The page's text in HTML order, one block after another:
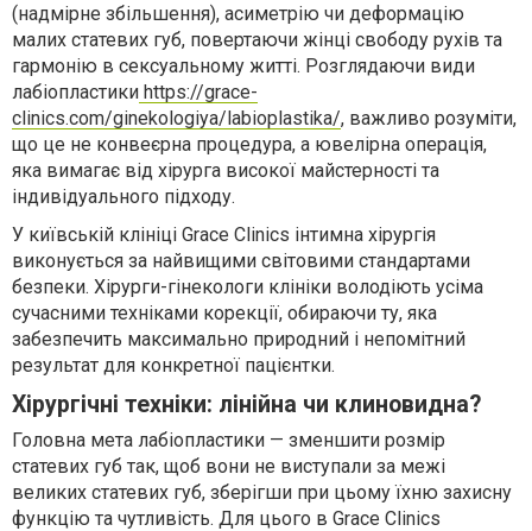
(надмірне збільшення), асиметрію чи деформацію
малих статевих губ, повертаючи жінці свободу рухів та
гармонію в сексуальному житті. Розглядаючи види
лабіопластики https://grace-
clinics.com/ginekologiya/labioplastika/, важливо розуміти,
що це не конвеєрна процедура, а ювелірна операція,
яка вимагає від хірурга високої майстерності та
індивідуального підходу.
У київській клініці Grace Clinics інтимна хірургія
виконується за найвищими світовими стандартами
безпеки. Хірурги-гінекологи клініки володіють усіма
сучасними техніками корекції, обираючи ту, яка
забезпечить максимально природний і непомітний
результат для конкретної пацієнтки.
Хірургічні техніки: лінійна чи клиновидна?
Головна мета лабіопластики — зменшити розмір
статевих губ так, щоб вони не виступали за межі
великих статевих губ, зберігши при цьому їхню захисну
функцію та чутливість. Для цього в Grace Clinics